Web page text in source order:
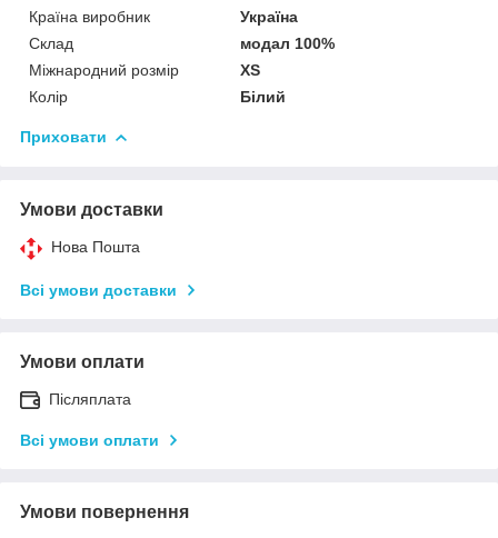
Країна виробник
Україна
Склад
модал 100%
Міжнародний розмір
XS
Колір
Білий
Приховати
Умови доставки
Нова Пошта
Всі умови доставки
Умови оплати
Післяплата
Всі умови оплати
Умови повернення